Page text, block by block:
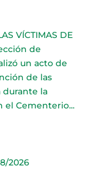
VÍCTIMAS DE
de
un acto de
de las
durante la
el Cementerio...
2026